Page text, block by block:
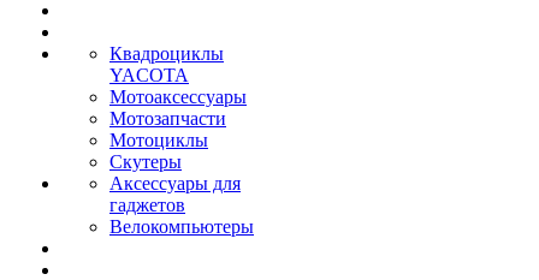
Квадроциклы
YACOTA
Мотоаксессуары
Мотозапчасти
Мотоциклы
Скутеры
Аксессуары для
гаджетов
Велокомпьютеры